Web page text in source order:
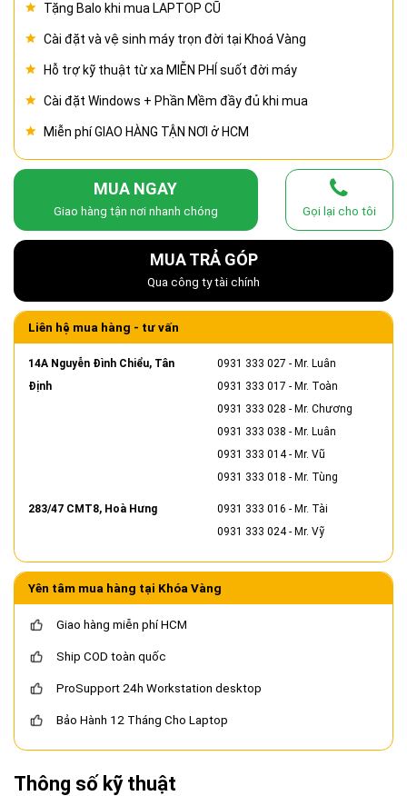
Tặng Balo khi mua LAPTOP CŨ
Cài đặt và vệ sinh máy trọn đời tại Khoá Vàng
Hỗ trợ kỹ thuật từ xa MIỄN PHÍ suốt đời máy
Cài đặt Windows + Phần Mềm đầy đủ khi mua
Miễn phí GIAO HÀNG TẬN NƠI ở HCM
MUA NGAY
Giao hàng tận nơi nhanh chóng Gọi lại cho tôi
MUA TRẢ GÓP
Qua công ty tài chính
Liên hệ mua hàng - tư vấn
14A Nguyễn Đình Chiểu, Tân
Định
0931 333 027 - Mr. Luân
0931 333 017 - Mr. Toàn
0931 333 028 - Mr. Chương
0931 333 038 - Mr. Luân
0931 333 014- Mr. Vũ
0931 333 018 - Mr. Tùng
283/47 CMT8, Hoà Hưng 0931 333 016 - Mr. Tài
0931 333 024- Mr. Vỹ
Yên tâm mua hàng tại Khóa Vàng
Giao hàng miễn phí HCM
Ship COD toàn quốc
ProSupport 24h Workstation desktop
Bảo Hành 12 Tháng Cho Laptop
Thông số kỹ thuật